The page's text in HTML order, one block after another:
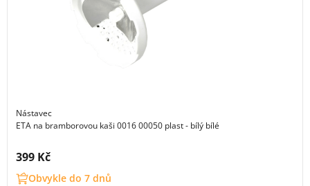
Nástavec
ETA na bramborovou kaši 0016 00050 plast - bílý bílé
Cena s DPH:
399 Kč
Obvykle do 7 dnů